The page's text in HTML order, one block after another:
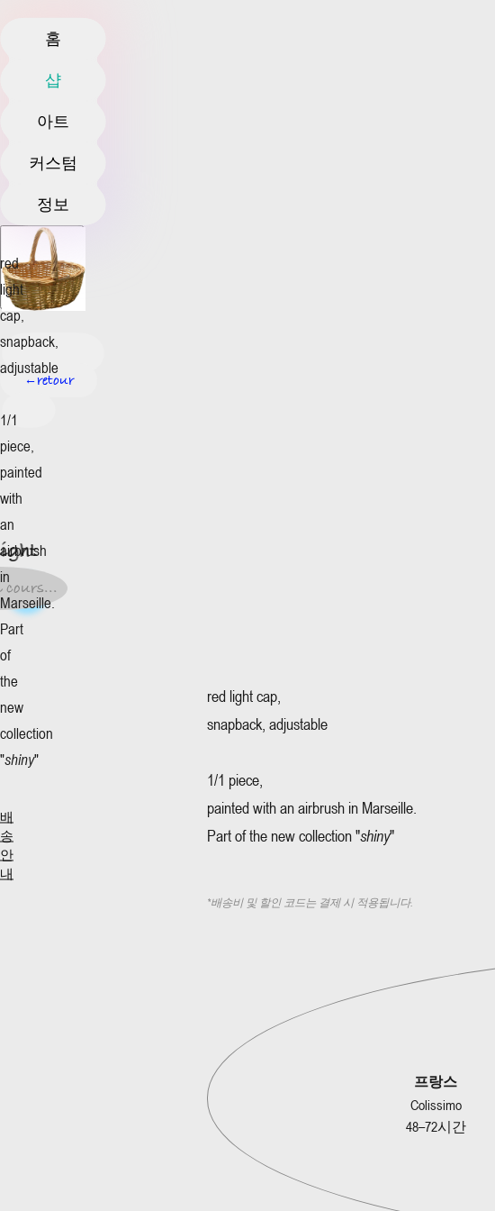
홈
샵
아트
커스텀
정보
←retour
*
즈:
red
light
cap,
snapback,
adjustable
1/1
piece,
painted
with
an
airbrush
in
Marseille.
Part
of
the
new
collection
"shiny"
배
송
안
내
*
cours...
red light cap,
snapback, adjustable
1/1 piece,
painted with an airbrush in Marseille.
Part of the new collection "shiny"
*배송비 및 할인 코드는 결제 시 적용됩니다.
프랑스
Colissimo
48–72시간